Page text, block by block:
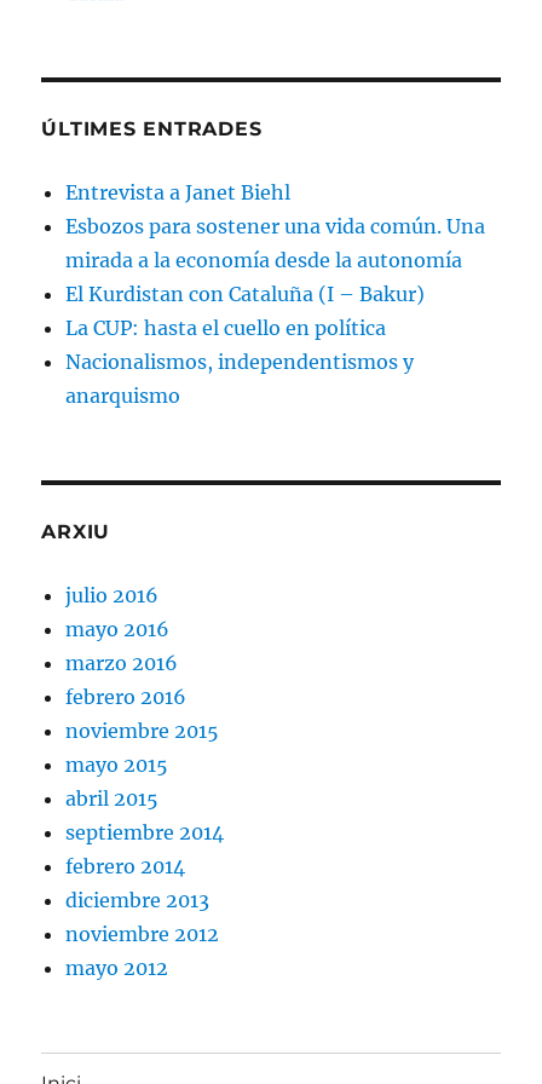
ÚLTIMES ENTRADES
Entrevista a Janet Biehl
Esbozos para sostener una vida común. Una
mirada a la economía desde la autonomía
El Kurdistan con Cataluña (I – Bakur)
La CUP: hasta el cuello en política
Nacionalismos, independentismos y
anarquismo
ARXIU
julio 2016
mayo 2016
marzo 2016
febrero 2016
noviembre 2015
mayo 2015
abril 2015
septiembre 2014
febrero 2014
diciembre 2013
noviembre 2012
mayo 2012